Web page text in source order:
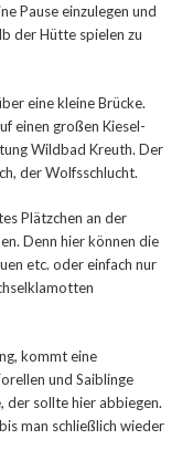
Pause einzulegen und
der Hütte spielen zu
eine kleine Brücke.
einen großen Kiesel-
Wildbad Kreuth. Der
der Wolfsschlucht.
Plätzchen an der
Denn hier können die
etc. oder einfach nur
kommt eine
und Saiblinge
der sollte hier abbiegen.
man schließlich wieder